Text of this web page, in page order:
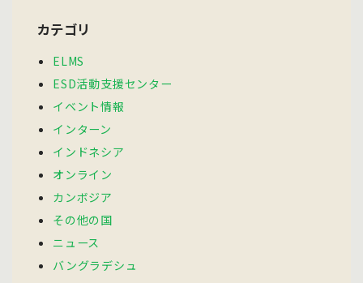
カテゴリ
ELMS
ESD活動支援センター
イベント情報
インターン
インドネシア
オンライン
カンボジア
その他の国
ニュース
バングラデシュ